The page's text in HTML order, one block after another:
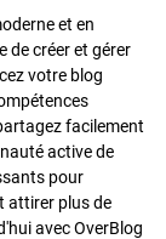
et en
de créer et gérer
votre blog
facilement
active de
pour
attirer plus de
avec OverBlog